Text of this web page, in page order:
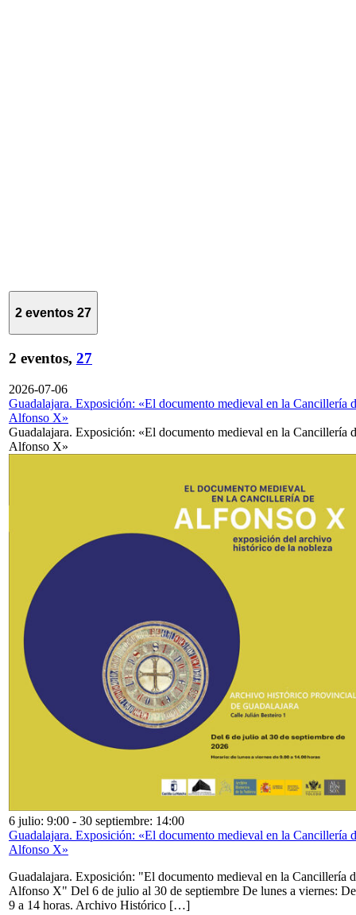
2 eventos 27
2 eventos, 27
2026-07-06
Guadalajara. Exposición: «El documento medieval en la Cancillería
Alfonso X»
Guadalajara. Exposición: «El documento medieval en la Cancillería
Alfonso X»
6 julio: 9:00 - 30 septiembre: 14:00
Guadalajara. Exposición: «El documento medieval en la Cancillería
Alfonso X»
Guadalajara. Exposición: "El documento medieval en la Cancillería
Alfonso X" Del 6 de julio al 30 de septiembre De lunes a viernes: De
9 a 14 horas. Archivo Histórico […]